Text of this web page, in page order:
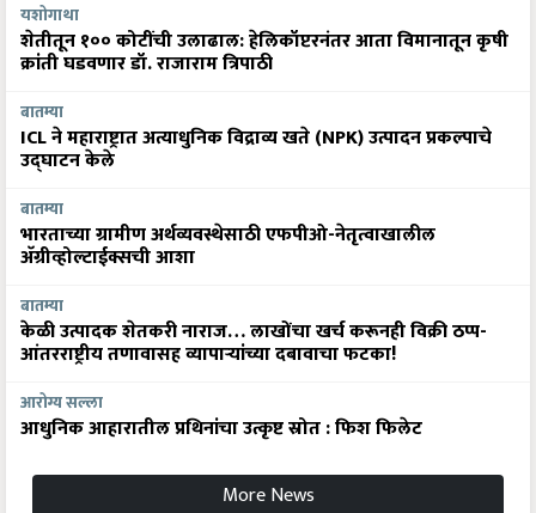
यशोगाथा
शेतीतून १०० कोटींची उलाढाल: हेलिकॉप्टरनंतर आता विमानातून कृषी
क्रांती घडवणार डॉ. राजाराम त्रिपाठी
बातम्या
ICL ने महाराष्ट्रात अत्याधुनिक विद्राव्य खते (NPK) उत्पादन प्रकल्पाचे
उद्घाटन केले
बातम्या
भारताच्या ग्रामीण अर्थव्यवस्थेसाठी एफपीओ-नेतृत्वाखालील
अ‍ॅग्रीव्होल्टाईक्सची आशा
बातम्या
केळी उत्पादक शेतकरी नाराज… लाखोंचा खर्च करूनही विक्री ठप्प-
आंतरराष्ट्रीय तणावासह व्यापाऱ्यांच्या दबावाचा फटका!
आरोग्य सल्ला
आधुनिक आहारातील प्रथिनांचा उत्कृष्ट स्रोत : फिश फिलेट
More News